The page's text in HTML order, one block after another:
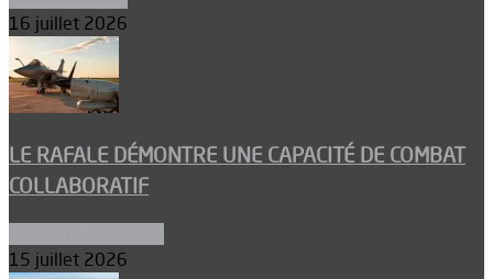
16 juillet 2026
LE RAFALE DÉMONTRE UNE CAPACITÉ DE COMBAT
COLLABORATIF
15 juillet 2026